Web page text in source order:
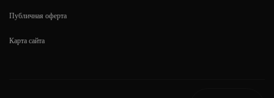
Публичная оферта
Карта сайта